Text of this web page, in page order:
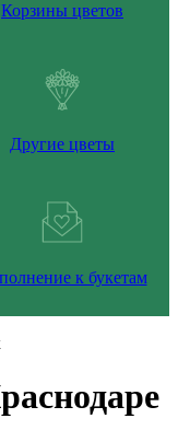
Корзины цветов
Другие цветы
к букетам